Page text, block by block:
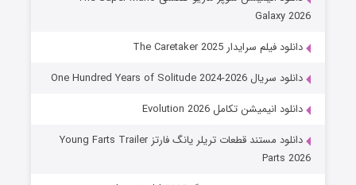
Galaxy 2026
دانلود فیلم سرایدار The Caretaker 2025
دانلود سریال One Hundred Years of Solitude 2024-2026
دانلود انیمیشن تکامل Evolution 2026
دانلود مستند قطعات تریلر یانگ فارتز Young Farts Trailer
Parts 2026